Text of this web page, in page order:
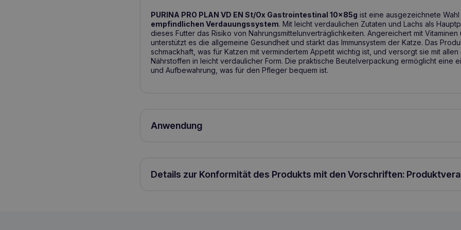
PURINA PRO PLAN VD EN St/Ox Gastrointestinal 10x85g ist eine ausgezeichnete
empfindlichen Verdauungssystem. Mit leicht verdaulichen Zutaten und Lachs als
dieses Futter das Risiko von Nahrungsmittelunverträglichkeiten. Angereichert mit Vitaminen
unterstützt es die allgemeine Gesundheit und stärkt das Immunsystem der Katze. Das
schmackhaft, was für Katzen mit vermindertem Appetit wichtig ist, und versorgt sie mit
Nährstoffen in leicht verdaulicher Form. Die praktische Beutelverpackung ermöglicht eine
und Aufbewahrung, was für den Pfleger bequem ist.
Anwendung
konsultieren, um die täglichen Portionen für Kätzchen festzulegen oder den
Ständiger Zugang zu Wasser zum Trinken muss gewährleistet sein. Die Anweisungen für
Details zur Konformität des Produkts mit den Vorschriften: